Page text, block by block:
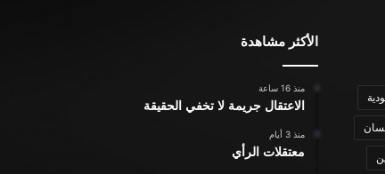
الأكثر مشاهدة
منذ 16 ساعة
الاعتقال جريمة لا تخفي الحقيقة
منذ 3 أيام
معتقلات الرأي